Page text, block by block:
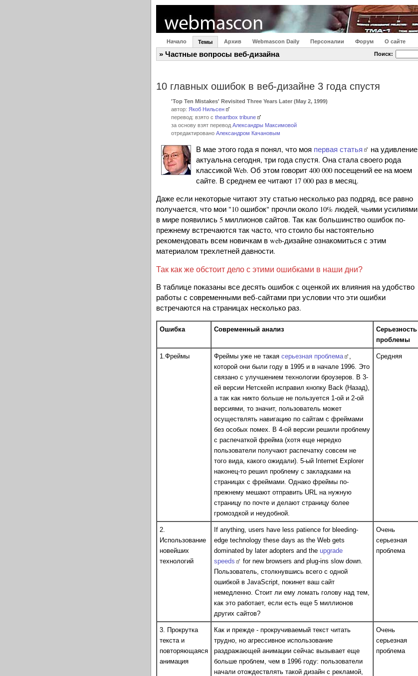
Начало Темы Архив Webmascon Daily Персоналии Форум О сайте
» Частные вопросы веб-дизайна Поиск:
10 главных ошибок в веб-дизайне 3 года спустя
'Top Ten Mistakes' Revisited Three Years Later (May 2, 1999)
автор: Якоб Нильсен
перевод: взято с theartbox tribune
за основу взят перевод Александры Максимовой
отредактировано Александром Качановым
В мае этого года я понял, что моя первая статья
на удивление
актуальна сегодня, три года спустя. Она стала своего рода
классикой Web. Об этом говорит 400 000 посещений ее на моем
сайте. В среднем ее читают 17 000 раз в месяц.
Даже если некоторые читают эту статью несколько раз подряд, все равно
получается, что мои "10 ошибок" прочли около 10% людей, чьими усилиями
в мире появились 5 миллионов сайтов. Так как большинство ошибок по-
прежнему встречаются так часто, что стоило бы настоятельно
рекомендовать всем новичкам в web-дизайне ознакомиться с этим
материалом трехлетней давности.
Так как же обстоит дело с этими ошибками в наши дни?
В таблице показаны все десять ошибок с оценкой их влияния на удобство
работы с современными веб-сайтами при условии что эти ошибки
встречаются на страницах несколько раз.
Ошибка Современный анализ
Серьезность
проблемы
1.Фреймы Фреймы уже не такая серьезная проблема
которой они были году в 1995 и в начале 1996. Это
связано с улучшением технологии броузеров. В 3-
ей версии Нетскейп исправил кнопку Back (Назад),
а так как никто больше не пользуется 1-ой и 2-ой
версиями, то значит, пользователь может
осуществлять навигацию по сайтам с фреймами
без особых помех. В 4-ой версии решили проблему
с распечаткой фрейма (хотя еще нередко
пользователи получают распечатку совсем не
того вида, какого ожидали). 5-ый Internet Explorer
наконец-то решил проблему с закладками на
страницах с фреймами. Однако фреймы по-
прежнему мешают отправить URL на нужную
страницу по почте и делают страницу более
громоздкой и неудобной.
Средняя
2.
Использование
новейших
технологий
If anything, users have less patience for bleeding-
edge technology these days as the Web gets
dominated by later adopters and the upgrade
speeds
for new browsers and plug-ins slow down.
Пользователь, столкнувшись всего с одной
ошибкой в JavaScript, покинет ваш сайт
немедленно. Стоит ли ему ломать голову над тем,
как это работает, если есть еще 5 миллионов
других сайтов?
Очень
серьезная
проблема
3. Прокрутка
текста и
повторяющаяся
анимация
Как и прежде - прокручиваемый текст читать
трудно, но агрессивное использование
раздражающей анимации сейчас вызывает еще
больше проблем, чем в 1996 году: пользователи
начали отождествлять такой дизайн с рекламой,
Очень
серьезная
проблема